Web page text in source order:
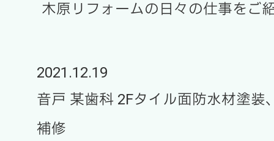
木原リフォームの日々の仕事をご
2021.12.19
音戸 某歯科 2Fタイル面防水材塗装
補修